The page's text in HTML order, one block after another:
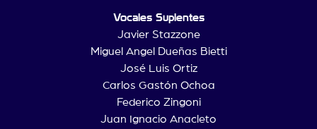
Vocales Suplentes
Javier Stazzone
Miguel Angel Dueñas Bietti
José Luis Ortiz
Carlos Gastón Ochoa
Federico Zingoni
Juan Ignacio Anacleto